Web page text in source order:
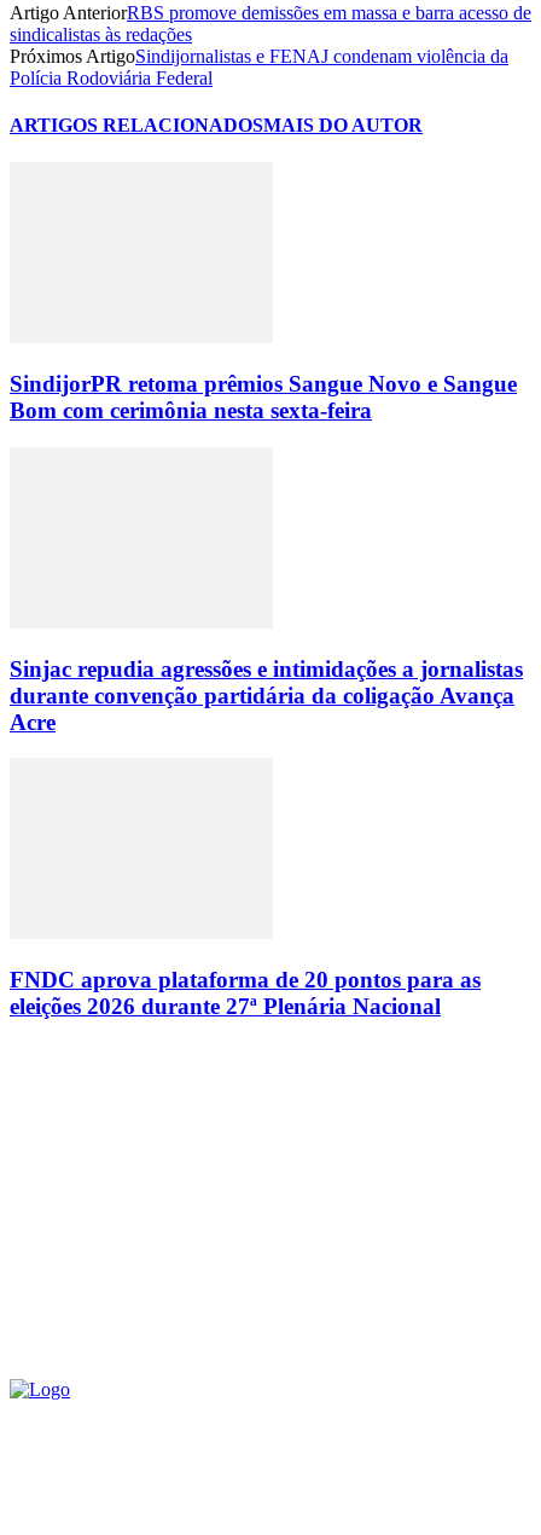
Artigo AnteriorRBS promove demissões em massa e barra acesso de
sindicalistas às redações
Próximos ArtigoSindijornalistas e FENAJ condenam violência da
Polícia Rodoviária Federal
ARTIGOS RELACIONADOSMAIS DO AUTOR
SindijorPR retoma prêmios Sangue Novo e Sangue
Bom com cerimônia nesta sexta-feira
Sinjac repudia agressões e intimidações a jornalistas
durante convenção partidária da coligação Avança
Acre
FNDC aprova plataforma de 20 pontos para as
eleições 2026 durante 27ª Plenária Nacional